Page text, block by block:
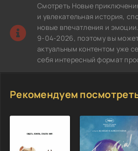
Смотреть Новые
и увлекательная история,
новые впечатления и
9-04-2026, поэтому вы
актуальным контентом уже
себя интересный формат
Рекомендуем